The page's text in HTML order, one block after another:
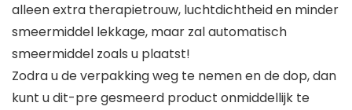
alleen extra therapietrouw, luchtdichtheid en minder
smeermiddel lekkage, maar zal automatisch
smeermiddel zoals u plaatst!
Zodra u de verpakking weg te nemen en de dop, dan
kunt u dit-pre gesmeerd product onmiddellijk te